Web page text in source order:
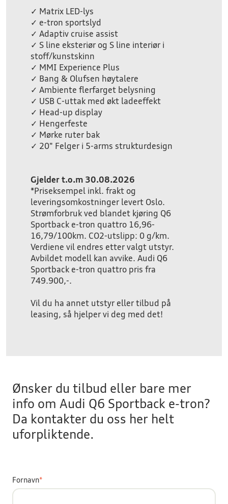
✓ Matrix LED-lys
✓ e-tron sportslyd
✓ Adaptiv cruise assist
✓ S line eksteriør og S line interiør i
stoff/kunstskinn
✓ MMI Experience Plus
✓ Bang & Olufsen høytalere
✓ Ambiente flerfarget belysning
✓ USB C-uttak med økt ladeeffekt
✓ Head-up display
✓ Hengerfeste
✓ Mørke ruter bak
✓ 20" Felger i 5-arms strukturdesign
Gjelder t.o.m 30.08.2026
*Priseksempel inkl. frakt og
leveringsomkostninger levert Oslo.
Strømforbruk ved blandet kjøring Q6
Sportback e-tron quattro 16,96-
16,79/100km. CO2-utslipp: 0 g/km.
Verdiene vil endres etter valgt utstyr.
Avbildet modell kan avvike. Audi Q6
Sportback e-tron quattro pris fra
749.900,-.
Vil du ha annet utstyr eller tilbud på
leasing, så hjelper vi deg med det!
Ønsker du tilbud eller bare mer
info om Audi Q6 Sportback e-tron?
Da kontakter du oss her helt
uforpliktende.
Fornavn*